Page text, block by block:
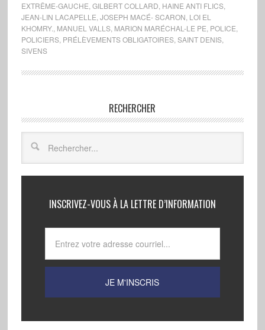
EXTRÊME-GAUCHE GILBERT COLLARD HAINE ANTI FLICS,
JEAN-LIN LACAPELLE JOSEPH MACÉ- SCARON LOI EL
KHOMRY. MANUEL VALLS, MARION MARÉCHAL-LE PE POLICE
POLICIERS, PRÉLÈVEMENTS OBLIGATOIRES, SAINT DENIS,
SIVENS
RECHERCHER
INSCRIVEZ-VOUS À LA LETTRE D’INFORMATION